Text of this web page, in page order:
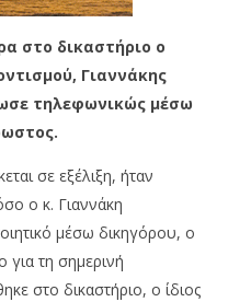
στο δικαστήριο ο
Γιαννάκης
τηλεφωνικώς μέσω
σε εξέλιξη, ήταν
ο κ. Γιαννάκη
μέσω δικηγόρου, ο
τη σημερινή
στο δικαστήριο, ο ίδιος